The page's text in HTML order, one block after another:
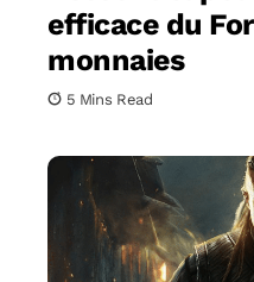
efficace du
monnaies
5 Mins Read